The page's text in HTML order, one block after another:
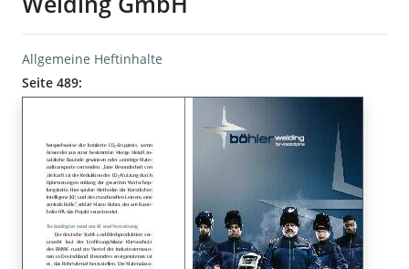
Allgemeine Heftinhalte
Seite 489: